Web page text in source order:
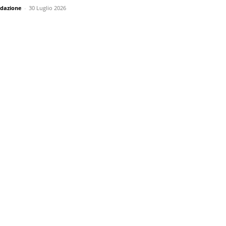
- 30 Luglio 2026